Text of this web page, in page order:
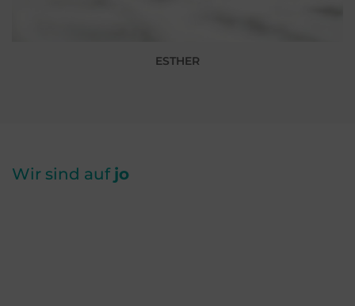
ESTHER
Wir sind auf jo